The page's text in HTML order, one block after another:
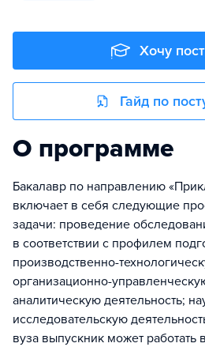
Хочу
Гайд по
О программе
Бакалавр по направлению
включает в себя следующие
задачи: проведение
в соответствии с профилем
производственно-
организационно-
аналитическую деятельность;
исследовательскую
вуза выпускник может работать